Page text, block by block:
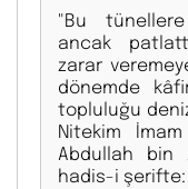
"Bu
ancak
zarar
dönemde
topluluğu
Nitekim İmam
Abdullah bin
hadis-i şerifte: